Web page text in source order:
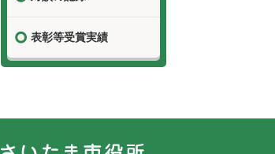
表彰等受賞実績